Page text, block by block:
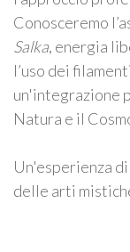
Conosceremo
Salka, energia
l’uso dei
un'integrazione
Natura e il
Un'esperienza
delle arti